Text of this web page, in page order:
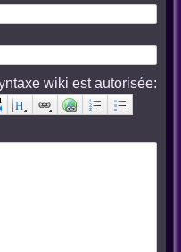
wiki est autorisée: